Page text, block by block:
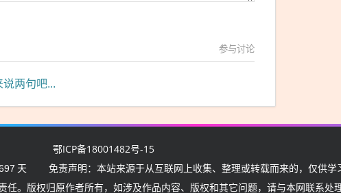
参与讨论
两句吧...
鄂ICP备18001482号-15
天
免责声明：本站来源于从互联网上收集、整理或转载而来的，仅供学
任。版权归原作者所有，如涉及作品内容、版权和其它问题，请与本网联系处理